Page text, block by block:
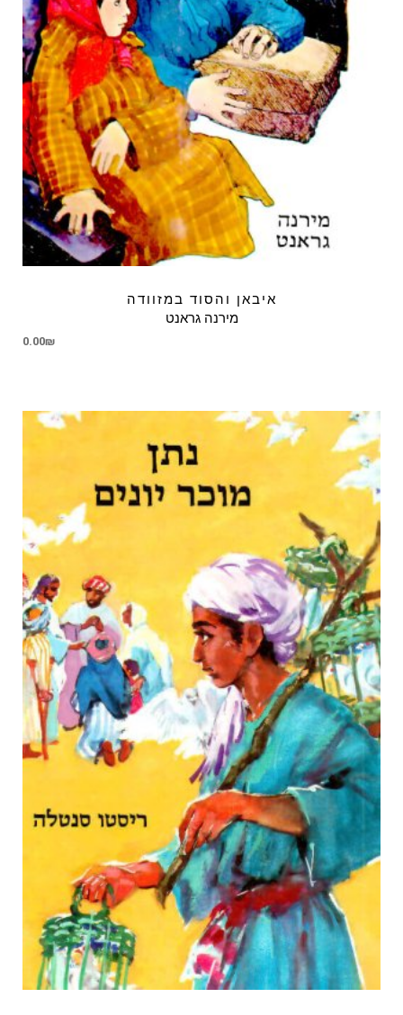
איבאן והסוד במזוודה
מירנה גראנט
0.00₪